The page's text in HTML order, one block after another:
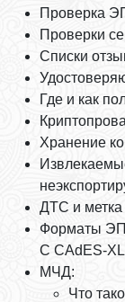
Проверка
Проверки
Списки
Где и как
Хранение
ДТС и метка
Форматы ЭП
C CAdES-
МЧД:
Что